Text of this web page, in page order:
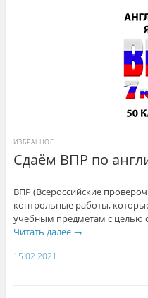
Сдаём ВПР по
ИЗБРАННОЕ
ВПР (Всероссийские
контрольные работы,
учебным предметам с целью
Читать далее →
15.02.2021